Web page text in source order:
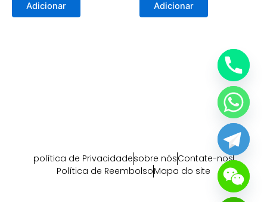
Adicionar Adicionar
política de Privacidadesobre nósContate-nos
Política de ReembolsoMapa do site